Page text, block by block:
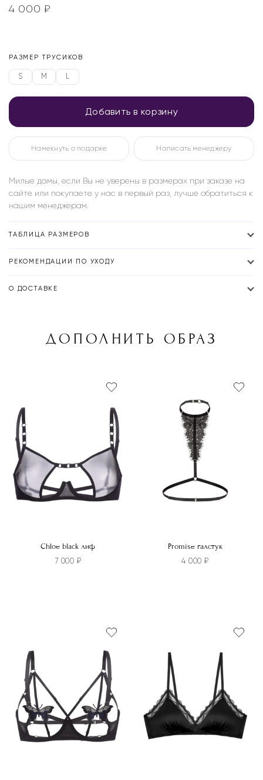
4 000₽
РАЗМЕР ТРУСИКОВ
S M L
Добавить в корзину
Намекнуть о подарке Написать менеджеру
Милые дамы, если Вы не уверены в размерах при заказе на
сайте или покупаете у нас в первый раз, лучше обратиться к
нашим менеджерам.
ТАБЛИЦА РАЗМЕРОВ
РЕКОМЕНДАЦИИ ПО УХОДУ
О ДОСТАВКЕ
ДОПОЛНИТЬ ОБРАЗ
Chloe black лиф
7 000 ₽
Опции
можно
выбрать
на
странице
товара.
Promise галстук
4 000₽